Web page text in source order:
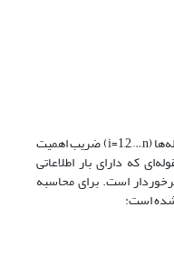
مرحله سوم: با استفاده از بار اطلاعاتی مقوله‌ها (i=1,2,…,n) ضریب اهمیت
که دارای بار اطلاعاتی
است. برای محاسبه